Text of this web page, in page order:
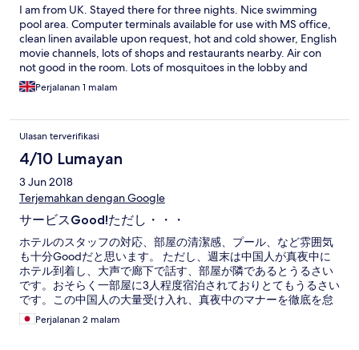
I am from UK. Stayed there for three nights. Nice swimming
pool area. Computer terminals available for use with MS office,
clean linen available upon request, hot and cold shower, English
movie channels, lots of shops and restaurants nearby. Air con
not good in the room. Lots of mosquitoes in the lobby and
dinning area.
Perjalanan 1 malam
Ulasan terverifikasi
4/10 Lumayan
3 Jun 2018
Terjemahkan dengan Google
サービスGood!ただし・・・
ホテルのスタッフの対応、部屋の清潔感、プール、など雰囲気
も十分Goodだと思います。 ただし、週末は中国人が真夜中に
ホテル到着し、大声で廊下で話す、部屋が隣であるとうるさい
です。おそらく一部屋に3人程度宿泊されておりとてもうるさい
です。この中国人の大量受け入れ、真夜中のマナーを徹底を怠
ると、その他のとても良い評価が台無しになってしまうと思い
ました。残念です。
Perjalanan 2 malam